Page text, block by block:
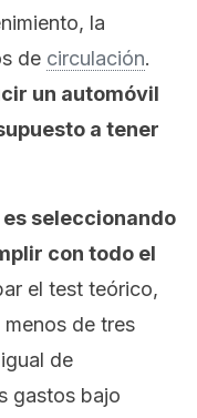
la
de circulación.
un automóvil
a tener
seleccionando
con todo el
el test teórico,
de tres
de
gastos bajo